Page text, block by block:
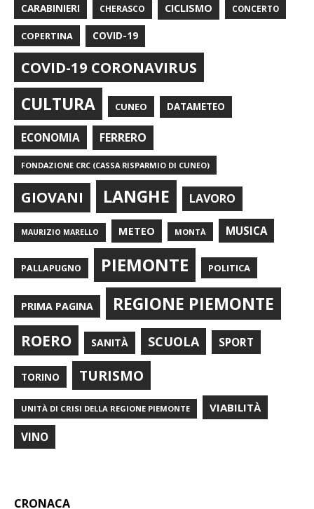
CARABINIERI CHERASCO CICLISMO CONCERTO
COPERTINA COVID-19
COVID-19 CORONAVIRUS
CULTURA CUNEO DATAMETEO
ECONOMIA FERRERO
FONDAZIONE CRC (CASSA RISPARMIO DI CUNEO)
GIOVANI LANGHE LAVORO
MAURIZIO MARELLO METEO MONTÀ MUSICA
PALLAPUGNO PIEMONTE POLITICA
PRIMA PAGINA REGIONE PIEMONTE
ROERO SANITÀ SCUOLA SPORT
TORINO TURISMO
UNITÀ DI CRISI DELLA REGIONE PIEMONTE VIABILITÀ
VINO
CRONACA